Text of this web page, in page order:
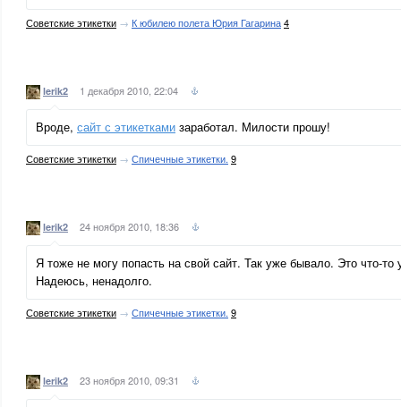
Советские этикетки → К юбилею полета Юрия Гагарина4
lerik2 1 декабря 2010, 22:04
Вроде, сайт с этикетками заработал. Милости прошу!
Советские этикетки → Спичечные этикетки. 9
lerik2 24 ноября 2010, 18:36
Я тоже не могу попасть на свой сайт. Так уже бывало. Это что-то
Надеюсь, ненадолго.
Советские этикетки → Спичечные этикетки. 9
lerik2 23 ноября 2010, 09:31